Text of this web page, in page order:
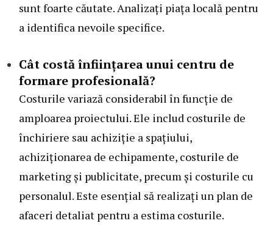
sunt foarte căutate. Analizați piața locală pentru
a identifica nevoile specifice.
Cât costă înființarea unui centru de
formare profesională?
Costurile variază considerabil în funcție de
amploarea proiectului. Ele includ costurile de
închiriere sau achiziție a spațiului,
achiziționarea de echipamente, costurile de
marketing și publicitate, precum și costurile cu
personalul. Este esențial să realizați un plan de
afaceri detaliat pentru a estima costurile.